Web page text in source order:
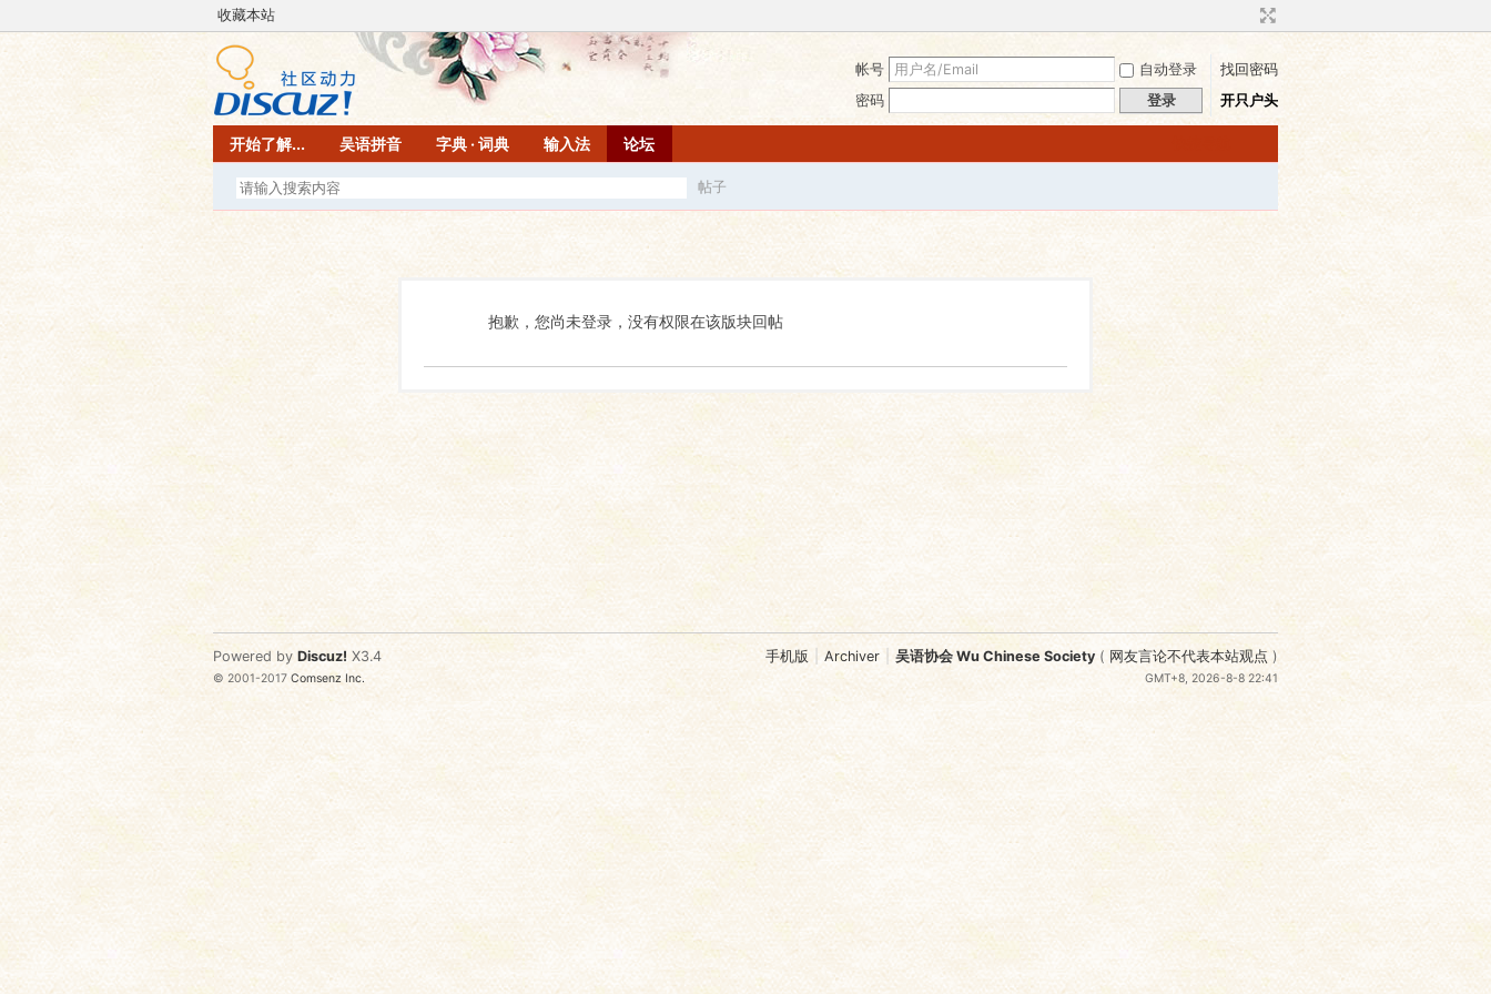
收藏本站
帐号 自动登录
找回密码
密码
登录 开只户头
开始了解... 吴语拼音 字典 · 词典 输入法 论坛
帖子
索
抱歉，您尚未登录，没有权限在该版块回帖
手机版 Archiver 吴语协会 Wu Chinese Society ( 网友言论不代表本站观点 )
GMT+8, 2026-8-8 22:41
Powered by Discuz! X3.4
© 2001-2017 Comsenz Inc.